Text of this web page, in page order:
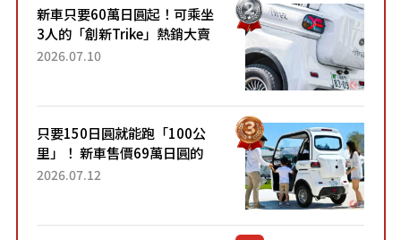
新車只要60萬日圓起！可乘坐
3人的「創新Trike」熱銷大賣
成為人氣車款！「養車成本真
2026.07.10
只要150日圓就能跑「100公
里」！ 新車售價69萬日圓的
「3人座」Trike大受歡迎！ 順
2026.07.12